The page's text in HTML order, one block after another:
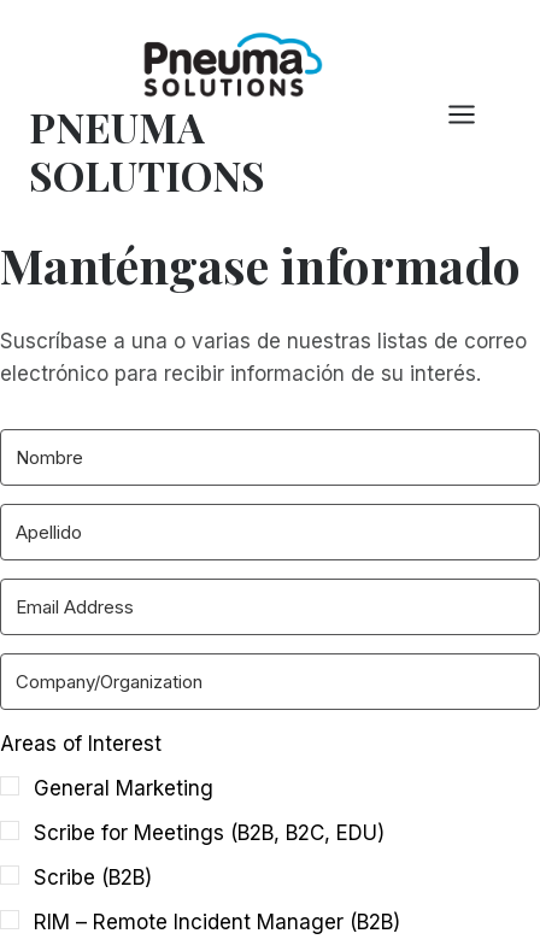
PNEUMA
SOLUTIONS
Manténgase informado
Suscríbase a una o varias de nuestras listas de correo
electrónico para recibir información de su interés.
Areas of Interest
General Marketing
Scribe for Meetings (B2B, B2C, EDU)
Scribe (B2B)
RIM – Remote Incident Manager (B2B)